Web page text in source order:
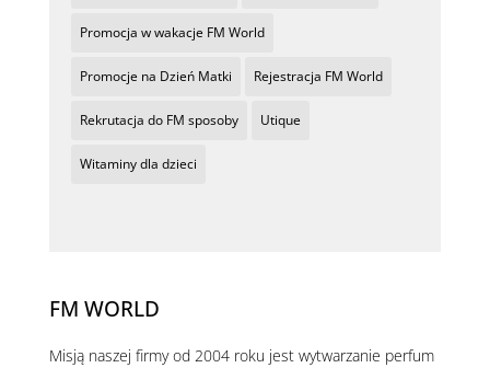
Promocja w wakacje FM World
Promocje na Dzień Matki Rejestracja FM World
Rekrutacja do FM sposoby Utique
Witaminy dla dzieci
FM WORLD
Misją naszej firmy od 2004 roku jest wytwarzanie perfum